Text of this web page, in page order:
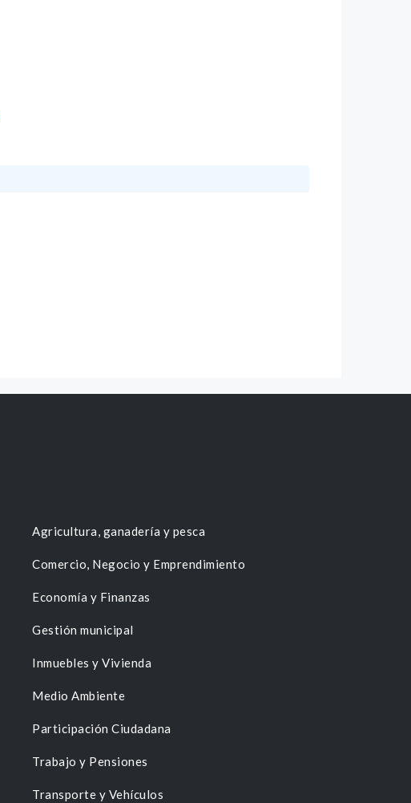
Agricultura, ganadería y pesca
Comercio, Negocio y Emprendimiento
Economía y Finanzas
Gestión municipal
Inmuebles y Vivienda
Medio Ambiente
Participación Ciudadana
Trabajo y Pensiones
Transporte y Vehículos